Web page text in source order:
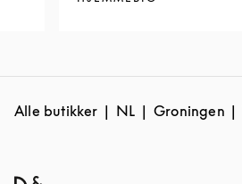
Alle butikker NL Groningen